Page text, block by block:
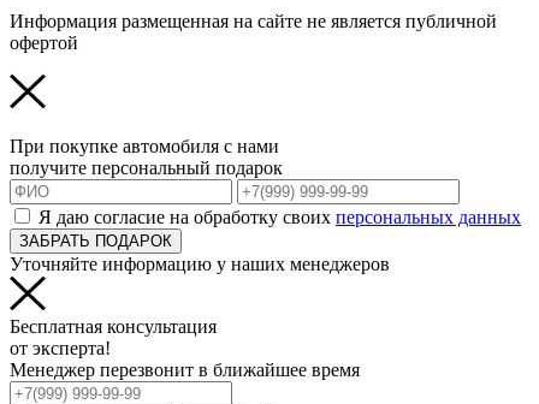
Информация размещенная на сайте не является публичной
офертой
При покупке автомобиля с нами
получите персональный подарок
Я даю согласие на обработку своих персональных данных
ЗАБРАТЬ ПОДАРОК
Уточняйте информацию у наших менеджеров
Бесплатная консультация
от эксперта!
Менеджер перезвонит в ближайшее время